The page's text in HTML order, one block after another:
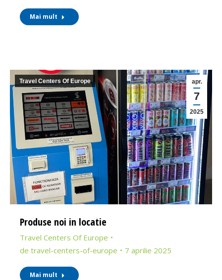
Mai mult
apr.
7
2025
Travel Centers Of Europe
Produse noi in locatie
Travel Centers Of Europe
de travel-centers-of-europe 7 aprilie 2025
Mai mult